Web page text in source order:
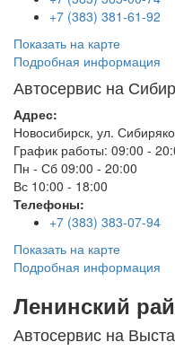
+7 (383) 381-61-92
Показать на карте
Подробная информация
Автосервис на
Адрес:
Новосибирск, ул.
График работы: 09:00 -
Пн - Сб 09:00 - 20:00
Вс 10:00 - 18:00
Телефоны:
+7 (383) 383-07-94
Показать на карте
Подробная информация
Ленинский
Автосервис на